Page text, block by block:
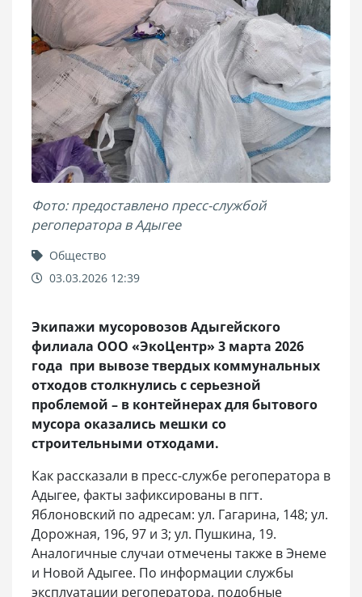
Фото: предоставлено пресс-службой
регоператора в Адыгее
Общество
03.03.2026 12:39
Экипажи мусоровозов Адыгейского
филиала ООО «ЭкоЦентр» 3 марта 2026
года при вывозе твердых коммунальных
отходов столкнулись с серьезной
проблемой – в контейнерах для бытового
мусора оказались мешки со
строительными отходами.
Как рассказали в пресс-службе регоператора в
Адыгее, факты зафиксированы в пгт.
Яблоновский по адресам: ул. Гагарина, 148; ул.
Дорожная, 196, 97 и 3; ул. Пушкина, 19.
Аналогичные случаи отмечены также в Энеме
и Новой Адыгее. По информации службы
эксплуатации регоператора, подобные